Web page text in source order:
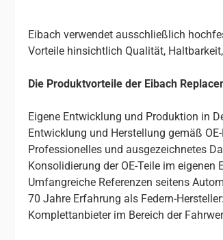
Eibach verwendet ausschließlich
Vorteile hinsichtlich Qualität,
Die Produktvorteile der Eibach
Eigene Entwicklung und Produktion in
Entwicklung und Herstellung gemäß
Professionelles und ausgezeichnetes
Konsolidierung der OE-Teile im eigenen
Umfangreiche Referenzen seitens
70 Jahre Erfahrung als Federn-
Komplettanbieter im Bereich der